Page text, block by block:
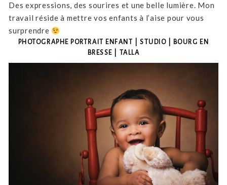
Des expressions, des sourires et une belle lumière. Mon
travail réside à mettre vos enfants à l’aise pour vous
surprendre
PHOTOGRAPHE PORTRAIT ENFANT | STUDIO | BOURG EN
BRESSE | TALLA